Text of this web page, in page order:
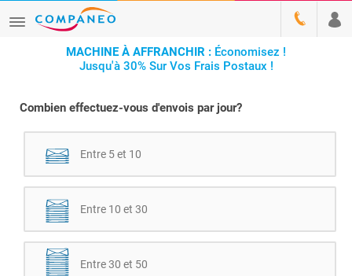
MACHINE À AFFRANCHIR : Économisez !
Jusqu'à 30% Sur Vos Frais Postaux !
Combien effectuez-vous d'envois par jour?
Entre 5 et 10
Entre 10 et 30
Entre 30 et 50